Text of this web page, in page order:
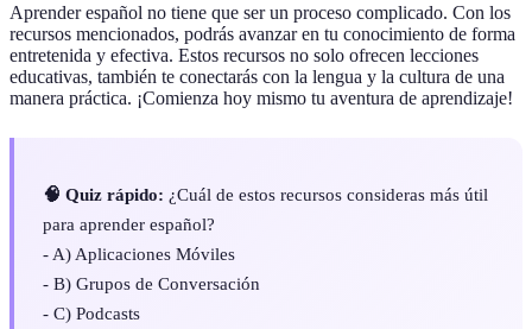
Aprender español no tiene que ser un proceso complicado. Con los
recursos mencionados, podrás avanzar en tu conocimiento de forma
entretenida y efectiva. Estos recursos no solo ofrecen lecciones
educativas, también te conectarás con la lengua y la cultura de una
manera práctica. ¡Comienza hoy mismo tu aventura de aprendizaje!
🧠 Quiz rápido: ¿Cuál de estos recursos consideras más útil
para aprender español?
- A) Aplicaciones Móviles
- B) Grupos de Conversación
- C) Podcasts